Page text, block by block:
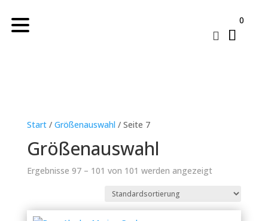

0
Start/ Größenauswahl / Seite 7
Größenauswahl
Ergebnisse 97 – 101 von 101 werden angezeigt